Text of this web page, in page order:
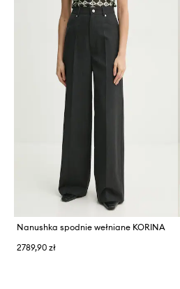
Nanushka spodnie wełniane KORINA
2789,90 zł